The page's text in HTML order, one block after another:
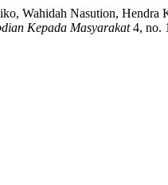
Wahidah Nasution,
Kepada Masyarakat4, no.